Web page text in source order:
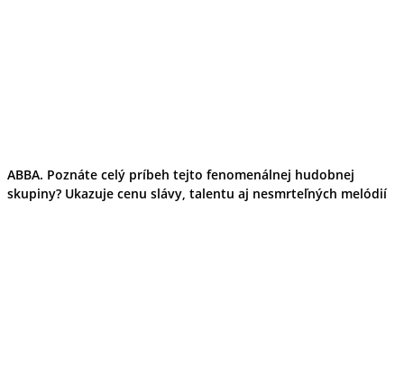
ABBA. Poznáte celý príbeh tejto fenomenálnej hudobnej
skupiny? Ukazuje cenu slávy, talentu aj nesmrteľných melódií